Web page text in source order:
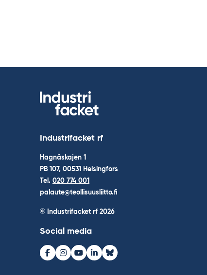
Industrifacket rf
Hagnäskajen 1
PB 107, 00531 Helsingfors
Tel. 020 774 001
palaute@teollisuusliitto.fi
© Industrifacket rf 2026
Social media
Facebook
Instagram
Youtube
LinkedInBluesky